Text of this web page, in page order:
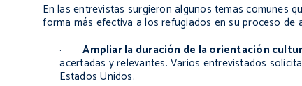
En las entrevistas surgieron algunos temas comunes
forma más efectiva a los refugiados en su proceso de
·Ampliar la duración de la orientación
acertadas y relevantes. Varios entrevistados
Estados Unidos.